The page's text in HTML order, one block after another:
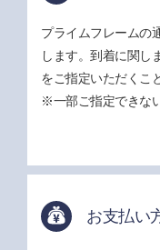
プライムフレームの
します。到着に関し
をご指定いただくこ
※一部ご指定できな
お支払い